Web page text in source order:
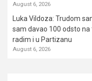
August 6, 2026
Luka Vildoza: Trudom
sam davao 100 odsto
radim i u Partizanu
August 6, 2026